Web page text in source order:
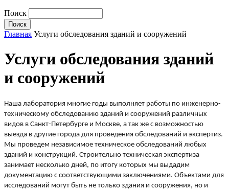
Поиск
Главная Услуги обследования зданий и сооружений
Услуги обследования зданий
и сооружений
Наша лаборатория многие годы выполняет работы по инженерно-
техническому обследованию зданий и сооружений различных
видов в Санкт-Петербурге и Москве, а так же с возможностью
выезда в другие города для проведения обследований и экспертиз.
Мы проведем независимое техническое обследований любых
зданий и конструкций. Строительно техническая экспертиза
занимает несколько дней, по итогу которых мы выдадим
документацию с соответствующими заключениями. Объектами для
исследований могут быть не только здания и сооружения, но и